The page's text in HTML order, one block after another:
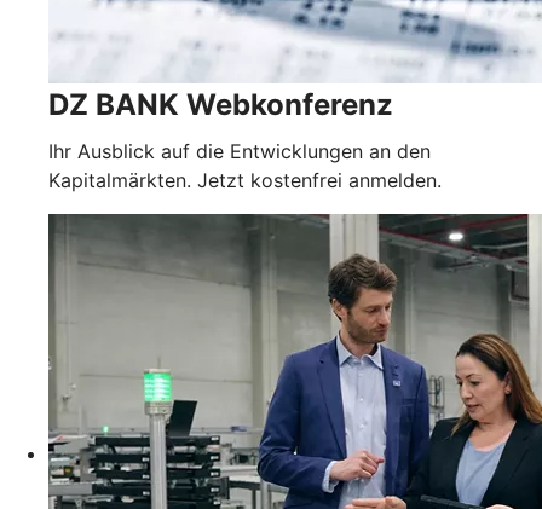
DZ BANK Webkonferenz
Ihr Ausblick auf die Entwicklungen an den
Kapitalmärkten. Jetzt kostenfrei anmelden.